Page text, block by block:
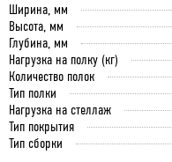
Ширина, мм
Высота, мм
Глубина, мм
Нагрузка на полку (кг)
Количество полок
Тип полки
Нагрузка на стеллаж
Тип покрытия
Тип сборки